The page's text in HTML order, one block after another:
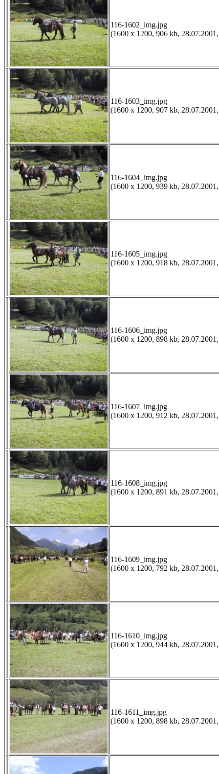
116-1602_img.jpg
(1600 x 1200, 906 kb,
116-1603_img.jpg
(1600 x 1200, 907 kb,
116-1604_img.jpg
(1600 x 1200, 939 kb,
116-1605_img.jpg
(1600 x 1200, 918 kb,
116-1606_img.jpg
(1600 x 1200, 898 kb,
116-1607_img.jpg
(1600 x 1200, 912 kb,
116-1608_img.jpg
(1600 x 1200, 891 kb,
116-1609_img.jpg
(1600 x 1200, 792 kb,
116-1610_img.jpg
(1600 x 1200, 944 kb,
116-1611_img.jpg
(1600 x 1200, 898 kb,